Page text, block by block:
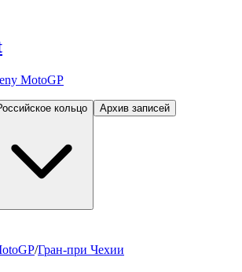
MotoGP
кольцо Архив записей
/Гран-при Чехии